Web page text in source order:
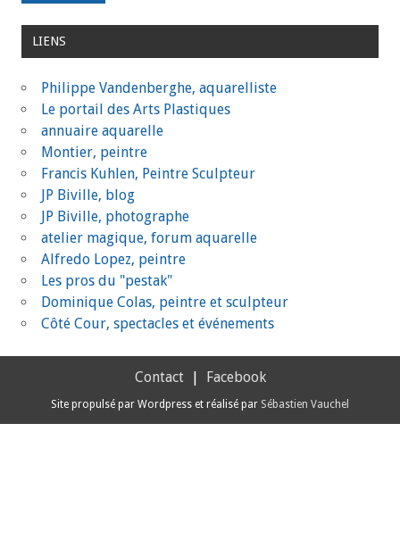
LIENS
Philippe Vandenberghe, aquarelliste
Le portail des Arts Plastiques
annuaire aquarelle
Montier, peintre
Francis Kuhlen, Peintre Sculpteur
JP Biville, blog
JP Biville, photographe
atelier magique, forum aquarelle
Alfredo Lopez, peintre
Les pros du "pestak"
Dominique Colas, peintre et sculpteur
Côté Cour, spectacles et événements
Contact| Facebook
Site propulsé par Wordpress et réalisé par Sébastien Vauchel